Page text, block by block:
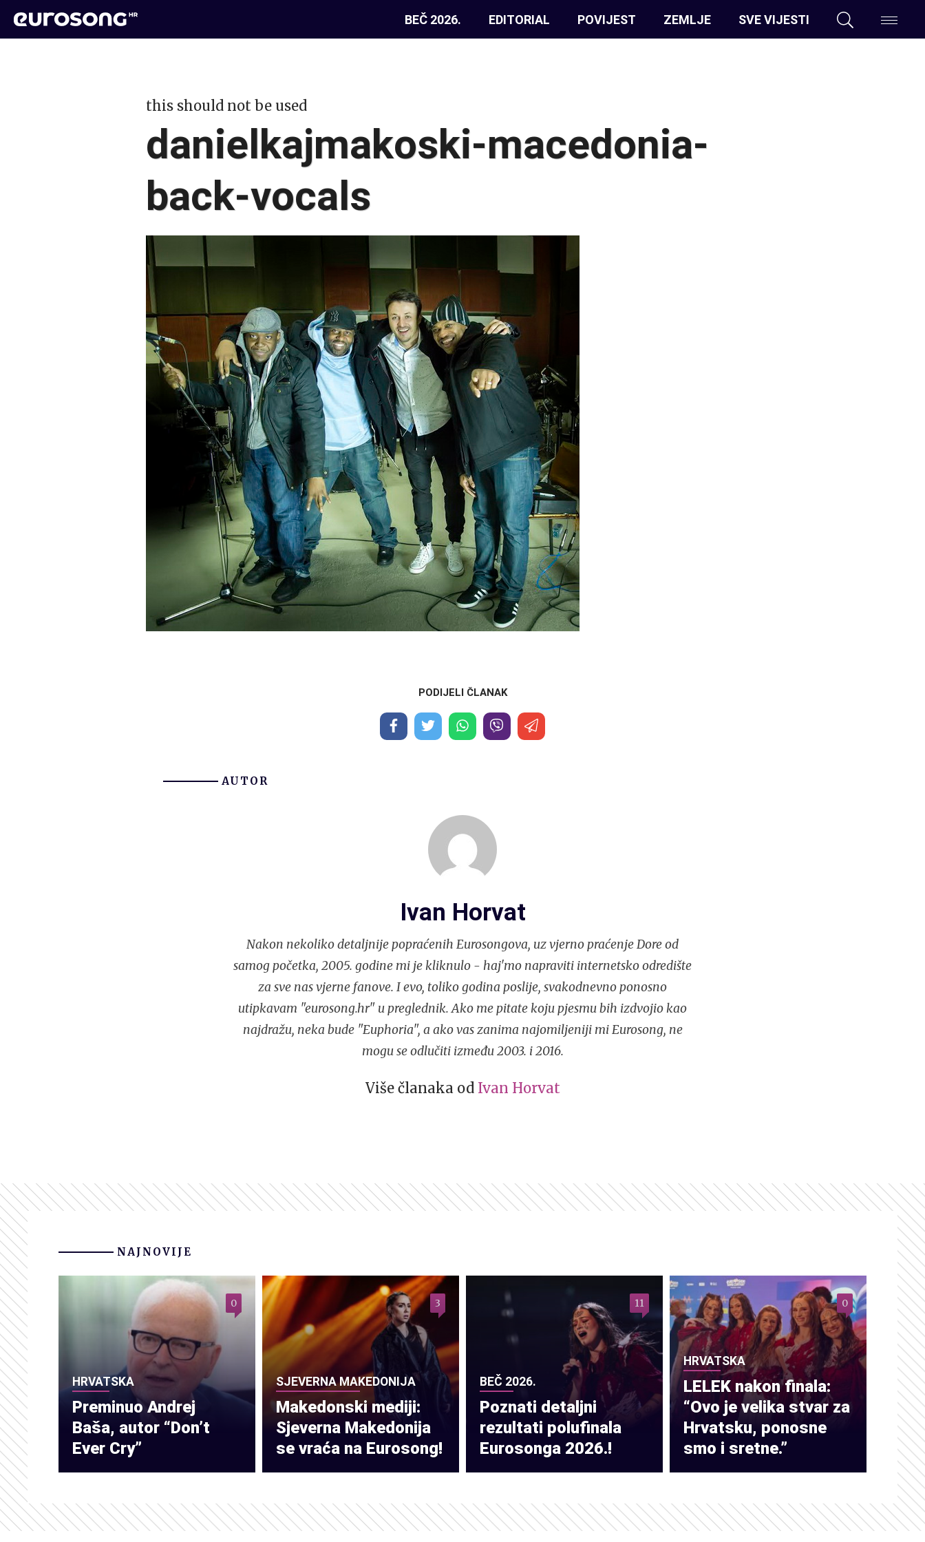
BEČ 2026. EDITORIAL POVIJEST ZEMLJE SVE VIJESTI
this should not be used
danielkajmakoski-macedonia-
back-vocals
PODIJELI ČLANAK
AUTOR
Ivan Horvat
Nakon nekoliko detaljnije popraćenih Eurosongova, uz vjerno praćenje Dore od
samog početka, 2005. godine mi je kliknulo - haj'mo napraviti internetsko odredište
za sve nas vjerne fanove. I evo, toliko godina poslije, svakodnevno ponosno
utipkavam "eurosong.hr" u preglednik. Ako me pitate koju pjesmu bih izdvojio kao
najdražu, neka bude "Euphoria", a ako vas zanima najomiljeniji mi Eurosong, ne
mogu se odlučiti između 2003. i 2016.
Više članaka od Ivan Horvat
NAJNOVIJE
HRVATSKA
Preminuo Andrej
Baša, autor “Don’t
Ever Cry”
0
SJEVERNA MAKEDONIJA
Makedonski mediji:
Sjeverna Makedonija
se vraća na Eurosong!
3
BEČ 2026.
Poznati detaljni
rezultati polufinala
Eurosonga 2026.!
11
HRVATSKA
LELEK nakon finala:
“Ovo je velika stvar za
Hrvatsku, ponosne
smo i sretne.”
0